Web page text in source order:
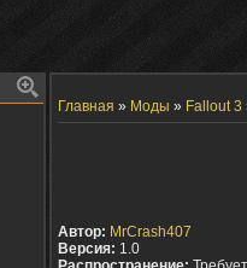
Главная » Моды » Fallout 3
Автор: MrCrash407
Версия: 1.0